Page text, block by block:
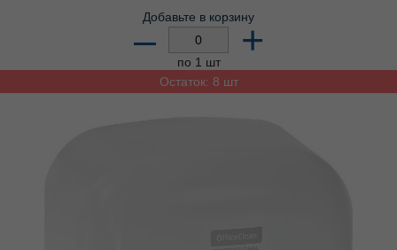
Добавьте в корзину
– +
по 1 шт
Остаток: 8 шт